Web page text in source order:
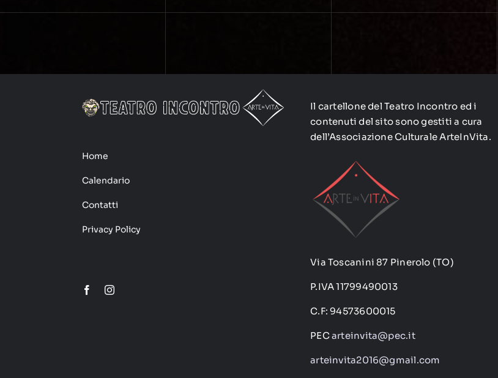
Home
Calendario
Contatti
Privacy Policy
Il cartellone del Teatro Incontro ed i
contenuti del sito sono gestiti a cura
dell’Associazione Culturale ArteInVita.
Via Toscanini 87 Pinerolo (TO)
P.IVA 11799490013
C.F: 94573600015
PECarteinvita@pec.it
arteinvita2016@gmail.com